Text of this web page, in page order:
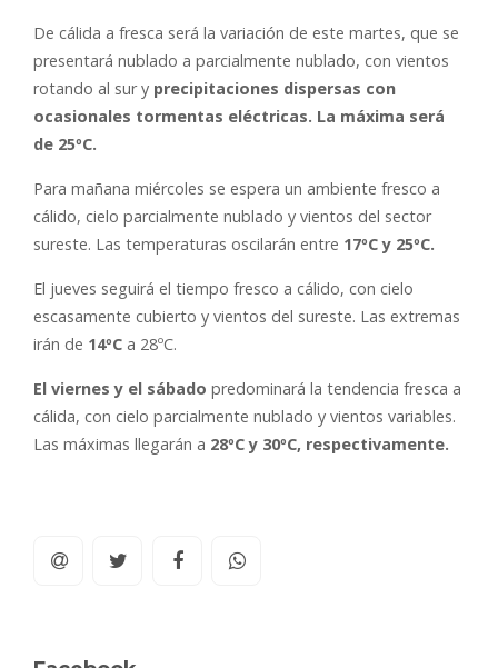
De cálida a fresca será la variación de este martes, que se
presentará nublado a parcialmente nublado, con vientos
rotando al sur y precipitaciones dispersas con
ocasionales tormentas eléctricas. La máxima será
de 25ºC.
Para mañana miércoles se espera un ambiente fresco a
cálido, cielo parcialmente nublado y vientos del sector
sureste. Las temperaturas oscilarán entre 17ºC y 25ºC.
El jueves seguirá el tiempo fresco a cálido, con cielo
escasamente cubierto y vientos del sureste. Las extremas
irán de 14ºC a 28ºC.
El viernes y el sábado predominará la tendencia fresca a
cálida, con cielo parcialmente nublado y vientos variables.
Las máximas llegarán a 28ºC y 30ºC, respectivamente.